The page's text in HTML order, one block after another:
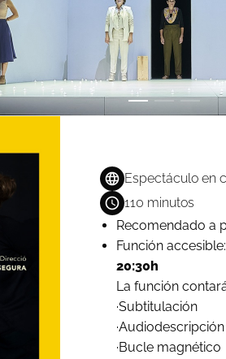
Espectáculo en
110 minutos
Recomendado a
Función accesible:
20:30h
La función
·Subtitulación
·Audiodescripción
·Bucle magnético